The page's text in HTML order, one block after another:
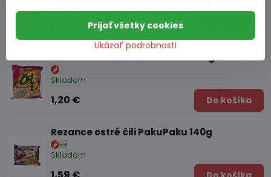
Rezance Yeol Ramen OTTOGI 120g
Skladom
1,20 € Do košíka
Rezance ostré čili PakuPaku 140g
Skladom
Ukázať podrobnosti
Prijať všetky cookies